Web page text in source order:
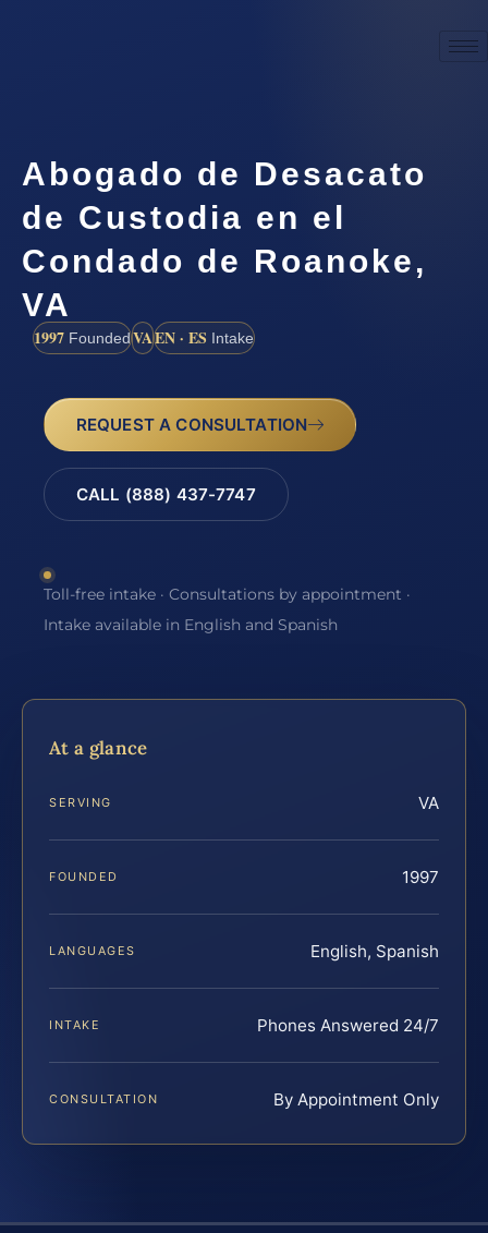
Abogado de Desacato
de Custodia en el
Condado de Roanoke,
VA
1997 FoundedVAEN · ES Intake
REQUEST A CONSULTATION
CALL (888) 437-7747
Toll-free intake · Consultations by appointment ·
Intake available in English and Spanish
At a glance
SERVING VA
FOUNDED 1997
LANGUAGES English, Spanish
INTAKE Phones Answered 24/7
CONSULTATION By Appointment Only